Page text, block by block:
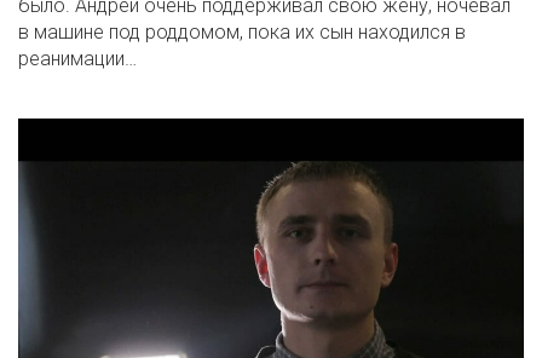
было. Андрей очень поддерживал свою жену, ночевал
в машине под роддомом, пока их сын находился в
реанимации…